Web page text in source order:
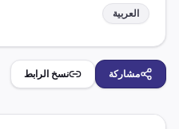
العربية
مشاركة نسخ الرابط